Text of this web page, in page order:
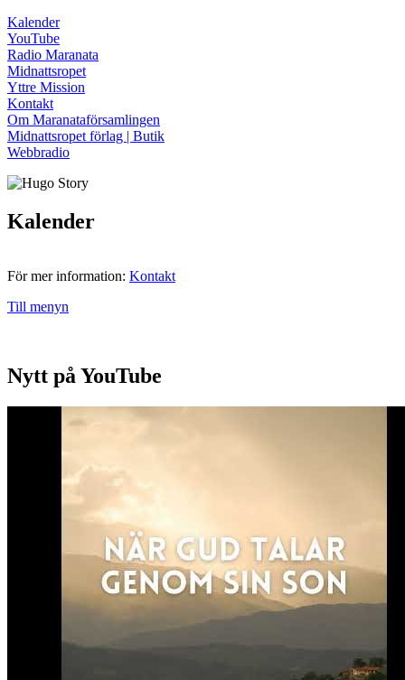
Kalender
YouTube
Radio Maranata
Midnattsropet
Yttre Mission
Kontakt
Om Maranataförsamlingen
Midnattsropet förlag | Butik
Webbradio
Kalender
För mer information: Kontakt
Till menyn
Nytt på YouTube